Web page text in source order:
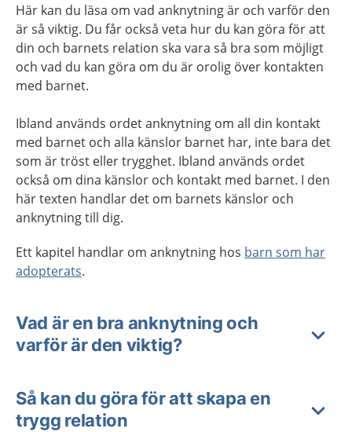
Här kan du läsa om vad anknytning är och varför den
är så viktig. Du får också veta hur du kan göra för att
din och barnets relation ska vara så bra som möjligt
och vad du kan göra om du är orolig över kontakten
med barnet.
Ibland används ordet anknytning om all din kontakt
med barnet och alla känslor barnet har, inte bara det
som är tröst eller trygghet. Ibland används ordet
också om dina känslor och kontakt med barnet. I den
här texten handlar det om barnets känslor och
anknytning till dig.
Ett kapitel handlar om anknytning hos barn som har
adopterats.
Vad är en bra anknytning och
varför är den viktig?
Så kan du göra för att skapa en
trygg relation